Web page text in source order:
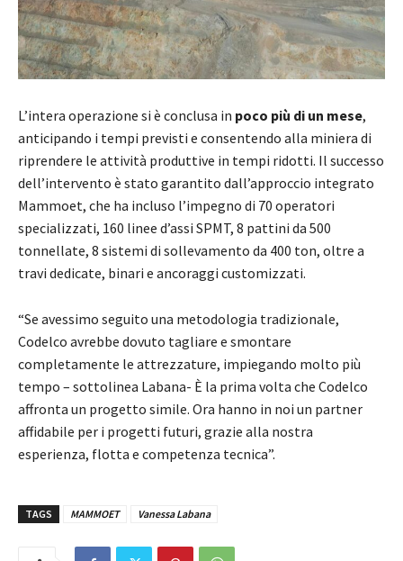
L’intera operazione si è conclusa in poco più di un mese,
anticipando i tempi previsti e consentendo alla miniera di
riprendere le attività produttive in tempi ridotti. Il successo
dell’intervento è stato garantito dall’approccio integrato
Mammoet, che ha incluso l’impegno di 70 operatori
specializzati, 160 linee d’assi SPMT, 8 pattini da 500
tonnellate, 8 sistemi di sollevamento da 400 ton, oltre a
travi dedicate, binari e ancoraggi customizzati.
“Se avessimo seguito una metodologia tradizionale,
Codelco avrebbe dovuto tagliare e smontare
completamente le attrezzature, impiegando molto più
tempo – sottolinea Labana- È la prima volta che Codelco
affronta un progetto simile. Ora hanno in noi un partner
affidabile per i progetti futuri, grazie alla nostra
esperienza, flotta e competenza tecnica”.
TAGS MAMMOET Vanessa Labana